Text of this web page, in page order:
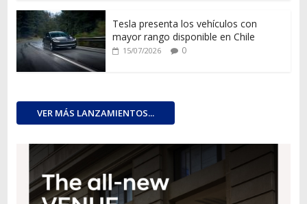
Tesla presenta los vehículos con
mayor rango disponible en Chile
15/07/2026 0
VER MÁS LANZAMIENTOS...